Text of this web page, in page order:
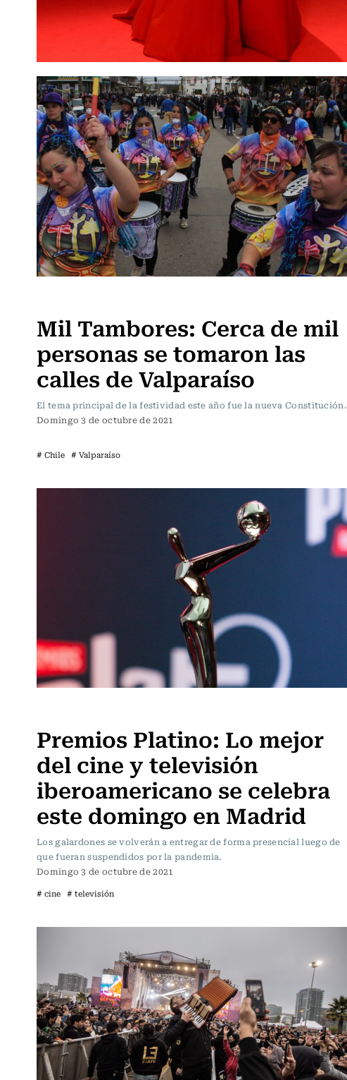
Mil Tambores: Cerca de mil
personas se tomaron las
calles de Valparaíso
El tema principal de la festividad este año fue la nueva Constitución.
Domingo 3 de octubre de 2021
# Chile # Valparaíso
Premios Platino: Lo mejor
del cine y televisión
iberoamericano se celebra
este domingo en Madrid
Los galardones se volverán a entregar de forma presencial luego de
que fueran suspendidos por la pandemia.
Domingo 3 de octubre de 2021
# cine # televisión